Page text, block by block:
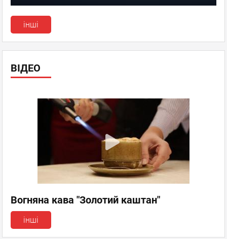
інші
ВІДЕО
Вогняна кава "Золотий каштан"
інші